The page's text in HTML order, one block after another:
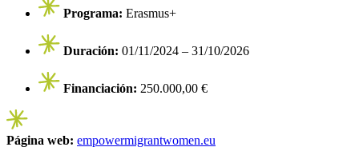
Programa: Erasmus+
Duración: 01/11/2024 – 31/10/2026
Financiación: 250.000,00 €
Página web: empowermigrantwomen.eu